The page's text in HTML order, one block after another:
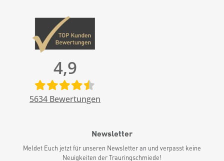
4,9
5634 Bewertungen
Newsletter
Meldet Euch jetzt für unseren Newsletter an und verpasst keine
Neuigkeiten der Trauringschmiede!